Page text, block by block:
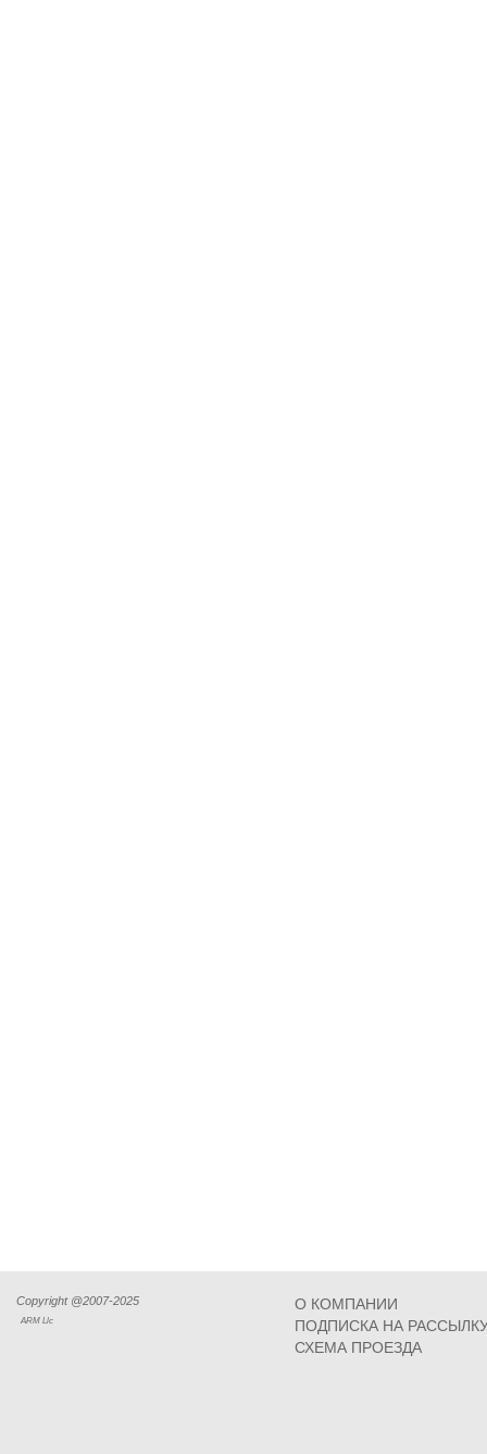
Copyright @2007-2025
ARM Llc
О КОМПАНИИ
ПОДПИСКА НА
СХЕМА ПРОЕЗДА